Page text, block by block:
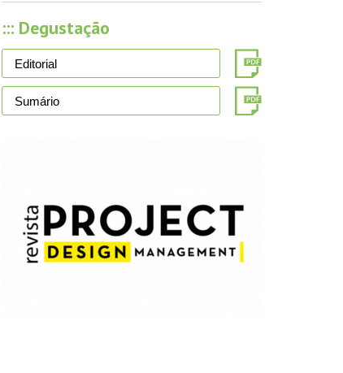
::: Degustação
Editorial
Sumário